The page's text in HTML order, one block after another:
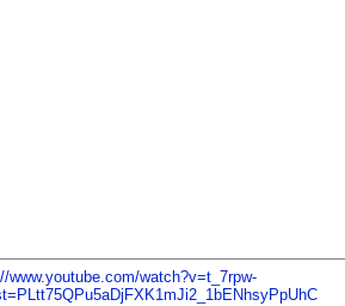
www.youtube.com/watch?v=t_7rpw-